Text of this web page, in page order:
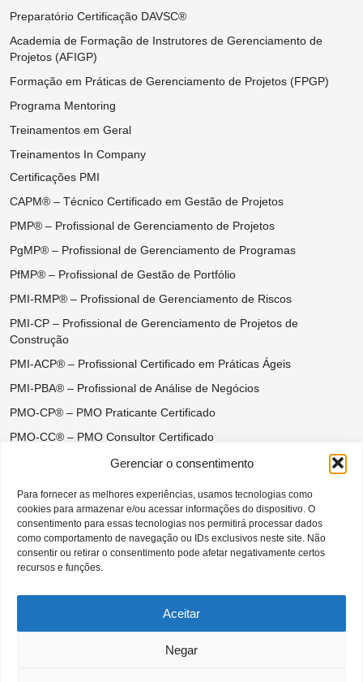
Gerenciar o consentimento
Para fornecer as melhores experiências, usamos tecnologias como
cookies para armazenar e/ou acessar informações do dispositivo. O
consentimento para essas tecnologias nos permitirá processar dados
como comportamento de navegação ou IDs exclusivos neste site. Não
consentir ou retirar o consentimento pode afetar negativamente certos
recursos e funções.
Aceitar
Negar
Preparatório Certificação DAVSC®
Academia de Formação de Instrutores de Gerenciamento de
Projetos (AFIGP)
Formação em Práticas de Gerenciamento de Projetos (FPGP)
Programa Mentoring
Treinamentos em Geral
Treinamentos In Company
Certificações PMI
CAPM® – Técnico Certificado em Gestão de Projetos
PMP® – Profissional de Gerenciamento de Projetos
PgMP® – Profissional de Gerenciamento de Programas
PfMP® – Profissional de Gestão de Portfólio
PMI-RMP® – Profissional de Gerenciamento de Riscos
PMI-CP – Profissional de Gerenciamento de Projetos de
Construção
PMI-ACP® – Profissional Certificado em Práticas Ágeis
PMI-PBA® – Profissional de Análise de Negócios
PMO-CP® – PMO Praticante Certificado
PMO-CC® – PMO Consultor Certificado
Certificações do Ágil Disciplinado
DASSM® – Disciplined Agile Senior Scrum Master
DAC® – Disciplined Agile Coach
DAVSC® – Disciplined Agile Value Stream Consultant
CAPÍTULO SÃO PAULO BRASIL DO